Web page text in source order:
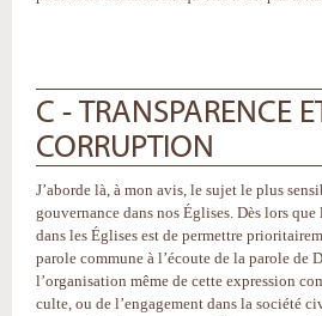
C - TRANSPARENCE
CORRUPTION
J’aborde là, à mon avis, le sujet le plus
gouvernance dans nos Églises. Dès lors
dans les Églises est de permettre
parole commune à l’écoute de la parole de
l’organisation même de cette expression
culte, ou de l’engagement dans la société